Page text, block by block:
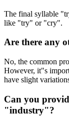
The final syllable
like "try" or "cry".
Are there any
No, the common
However, it"s
have slight
Can you
"industry"?